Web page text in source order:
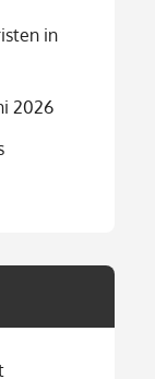
in
2026